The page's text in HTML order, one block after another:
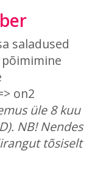
saladused
põimimine
on2
üle 8 kuu
NB! Nendes
tõsiselt